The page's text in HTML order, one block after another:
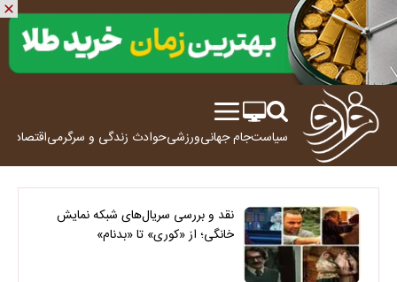
سیاستجام جهانیورزشیحوادث زندگی و سرگرمیاقتصاد
نقد و بررسی سریال‌های شبکه نمایش
خانگی؛ از «کوری» تا «بدنام»